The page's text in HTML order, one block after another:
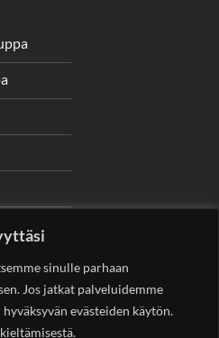
sinulle parhaan
Jos jatkat palveluidemme
evästeiden käytön.